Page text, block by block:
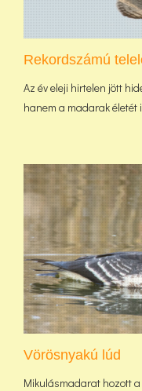
Rekordszámú
Az év eleji hirtelen jött
hanem a madarak életét
Vörösnyakú lúd
Mikulásmadarat hozott